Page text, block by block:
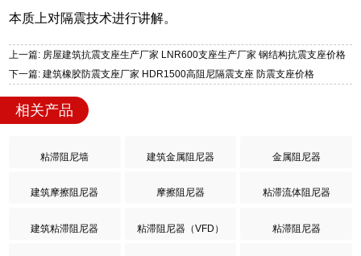
本质上对隔震技术进行讲解。
上一篇: 房屋建筑抗震支座生产厂家 LNR600支座生产厂家 钢结构抗震支座价格
下一篇: 建筑橡胶防震支座厂家 HDR1500高阻尼隔震支座 防震支座价格
相关产品
粘滞阻尼墙 建筑金属阻尼器 金属阻尼器
建筑摩擦阻尼器 摩擦阻尼器 粘滞流体阻尼器
建筑粘滞阻尼器 粘滞阻尼器（VFD） 粘滞阻尼器